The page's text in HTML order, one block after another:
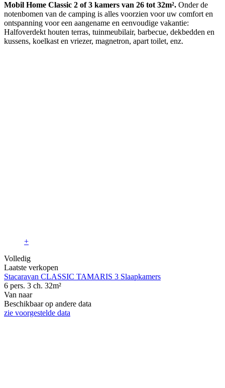
Mobil Home Classic 2 of 3 kamers van 26 tot 32m². Onder de
notenbomen van de camping is alles voorzien voor uw comfort en
ontspanning voor een aangename en eenvoudige vakantie:
Halfoverdekt houten terras, tuinmeubilair, barbecue, dekbedden en
kussens, koelkast en vriezer, magnetron, apart toilet, enz.
+
Volledig
Laatste verkopen
Stacaravan CLASSIC TAMARIS 3 Slaapkamers
6 pers. 3 ch. 32m²
Van naar
Beschikbaar op andere data
zie voorgestelde data